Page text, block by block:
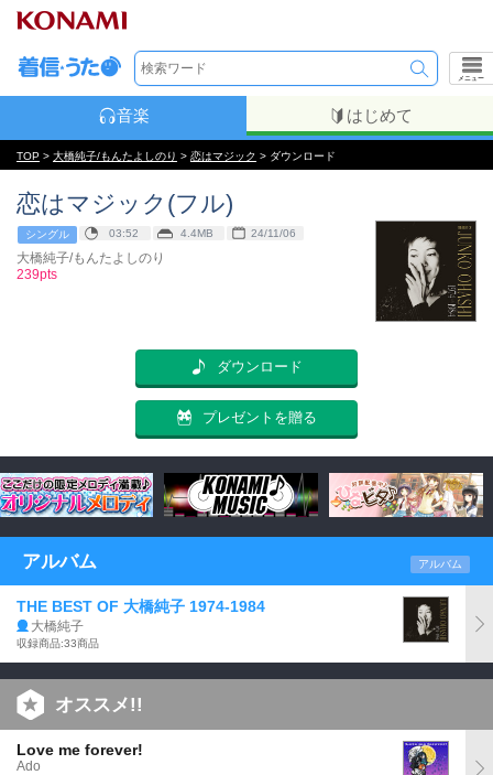
メニュー
音楽 はじめて
TOP > 大橋純子/もんたよしのり > 恋はマジック > ダウンロード
恋はマジック(フル)
シングル 03:52 4.4MB 24/11/06
大橋純子/もんたよしのり
239pts
ダウンロード
プレゼントを贈る
アルバム アルバム
THE BEST OF 大橋純子 1974-1984
大橋純子
収録商品:33商品
オススメ!!
Love me forever!
Ado